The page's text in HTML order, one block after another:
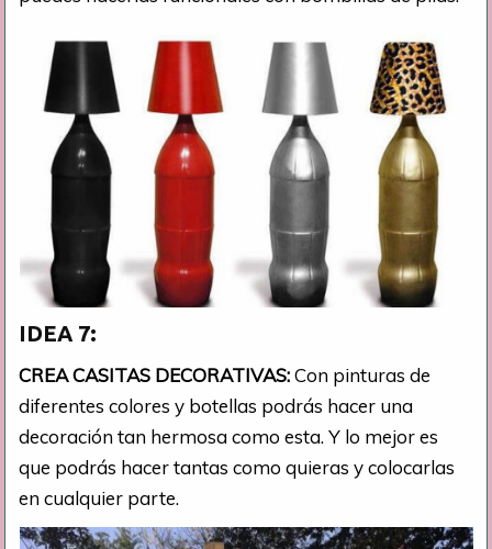
IDEA 7:
CREA CASITAS DECORATIVAS:Con pinturas de
diferentes colores y botellas podrás hacer una
decoración tan hermosa como esta. Y lo mejor es
que podrás hacer tantas como quieras y colocarlas
en cualquier parte.